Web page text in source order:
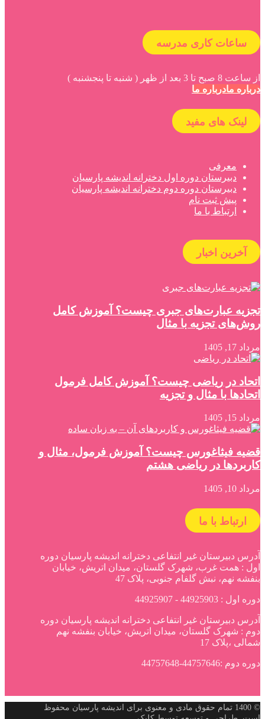
ساعات کاری مدرسه
از ساعت 8 صبح تا 3 بعد از ظهر ( شنبه تا پنجشنبه )
درباره مادرباره ما
لینک های مفید
معرفی
دبیرستان دوره اول دخترانه اندیشه پارسیان
دبیرستان دوره دوم دخترانه اندیشه پارسیان
پیش ثبت نام
ارتباط با ما
آخرین اخبار
تجزیه عبارت‌های جبری چیست؟ آموزش کامل
روش‌های تجزیه با مثال
مرداد 17, 1405
اتحاد در ریاضی چیست؟ آموزش کامل فرمول
اتحادها با مثال و تجزیه
مرداد 15, 1405
قضیه فیثاغورس چیست؟ آموزش فرمول، مثال و
کاربردها در ریاضی هشتم
مرداد 10, 1405
ارتباط با ما
آدرس دبیرستان غیر انتفاعی دخترانه اندیشه پارسیان دوره
اول : همت غرب، شهرک گلستان، میدان اتریش، خیابان
بنفشه نهم، نبش گلفام جنوبی، پلاک 47
دوره اول : 44925903 - 44925907
آدرس دبیرستان غیر انتفاعی دخترانه اندیشه پارسیان دوره
دوم : شهرک گلستان، میدان اتریش، خیابان بنفشه نهم
شمالی ،پلاک 17
دوره دوم :44757646-44757648
© 1400 تمام حقوق مادی و معنوی برای اندیشه پارسیان محفوظ